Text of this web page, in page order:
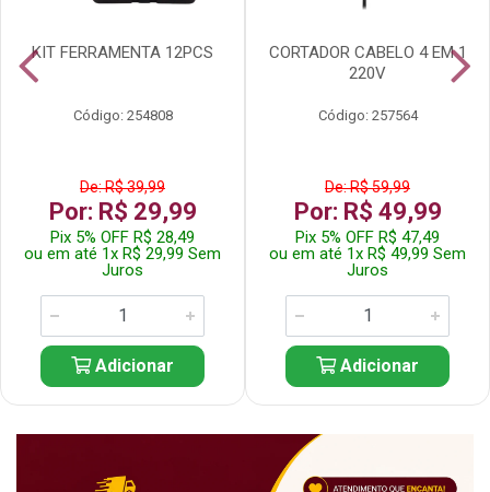
KIT FERRAMENTA 12PCS
Código: 254808
De: R$ 39,99
Por: R$ 29,99
Pix 5% OFF R$ 28,49
ou em até 1x R$ 29,99 Sem
Juros
Adicionar
CORTADOR CABELO 4 EM 1
220V
Código: 257564
De: R$ 59,99
Por: R$ 49,99
Pix 5% OFF R$ 47,49
ou em até 1x R$ 49,99 Sem
Juros
Adicionar